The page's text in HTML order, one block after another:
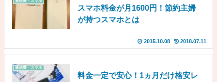
スマホ料金が月1600円！節約主婦
が持つスマホとは
2015.10.08 2018.07.11
通信費・スマホ
料金一定で安心！1ヵ月だけ格安レ